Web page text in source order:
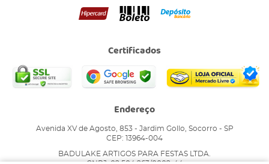
Certificados
Endereço
Avenida XV de Agosto, 853- Jardim Gollo, Socorro - SP
CEP: 13964-004
BADULAKE ARTIGOS PARA FESTAS LTDA.